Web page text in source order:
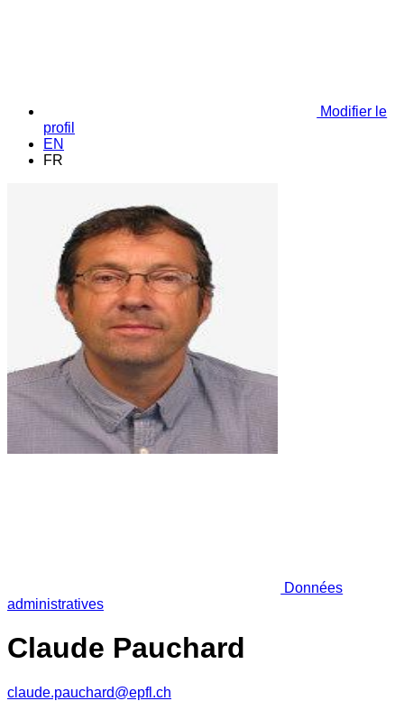
Modifier le
profil
EN
FR
Données
administratives
Claude Pauchard
claude.pauchard@epfl.ch